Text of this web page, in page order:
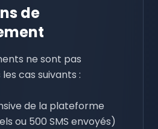
de
ne sont pas
cas suivants :
de la plateforme
ou 500 SMS envoyés)